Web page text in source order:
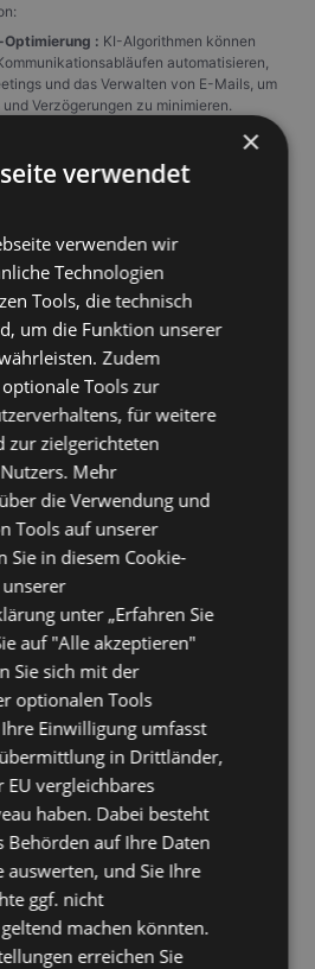
: KI-Algorithmen können
automatisieren,
und das Verwalten von E-Mails, um
Verzögerungen zu minimieren.
:
und Benachrichtigungen entsprechend
was die Interaktion und
in MS Teams und
an Kommunikationsdaten
die bei fundierten Entscheidungen
Implementierung von KI-Lösungen muss
und gesetzlicher Anforderungen
zu schützen und Fairness bei
zu gewährleisten.
und Strategien bei
die MS Teams und Office 365 bieten,
Herausforderungen bei der Einführung
Das erste
Schulungsanforderungen, die
dass alle Mitarbeiter diese Tools
muss umfassend sein und auf
und kostspielig sein kann.
Unterstützung entscheidend,
zu helfen und sie an Plattform-
ist der kulturelle Widerstand am
traditionelle Kommunikationsmethoden
sein, sich auf einen digitalen Ansatz
resultiert oft aus mangelnder
oder der Angst, dass diese
stören werden. Um diese
durchdachte Change-Management-
Vorteile betonen und einen
erfolgreich umzusetzen, müssen
als auch in kontinuierliche
Zudem müssen sie sich aktiv in die
×
verwendet
verwenden wir
Technologien
Tools, die technisch
um die Funktion unserer
Zudem
Tools zur
für weitere
zur zielgerichteten
Mehr
die Verwendung und
Tools auf unserer
Sie in diesem Cookie-
unter „Erfahren Sie
auf "Alle akzeptieren"
Sie sich mit der
optionalen Tools
Einwilligung umfasst
in Drittländer,
vergleichbares
haben. Dabei besteht
Behörden auf Ihre Daten
auswerten, und Sie Ihre
ggf. nicht
machen könnten.
erreichen Sie